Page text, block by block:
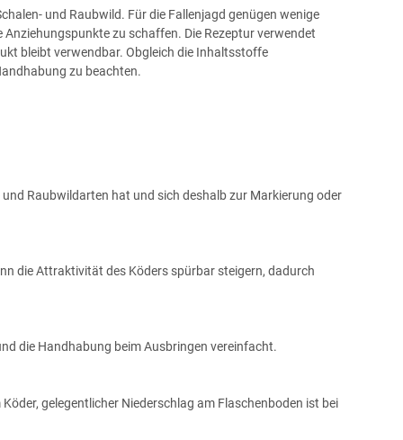
und Raubwild. Für die Fallenjagd genügen wenige
zu schaffen. Die Rezeptur verwendet
bleibt verwendbar. Obgleich die Inhaltsstoffe
zu beachten.
Raubwildarten hat und sich deshalb zur Markierung oder
die Attraktivität des Köders spürbar steigern, dadurch
die Handhabung beim Ausbringen vereinfacht.
gelegentlicher Niederschlag am Flaschenboden ist bei